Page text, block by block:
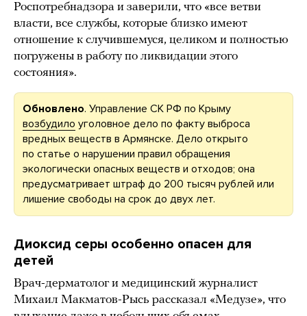
Роспотребнадзора и заверили, что «все ветви
власти, все службы, которые близко имеют
отношение к случившемуся, целиком и полностью
погружены в работу по ликвидации этого
состояния».
Обновлено. Управление СК РФ по Крыму
возбудило уголовное дело по факту выброса
вредных веществ в Армянске. Дело открыто
по статье о нарушении правил обращения
экологически опасных веществ и отходов; она
предусматривает штраф до 200 тысяч рублей или
лишение свободы на срок до двух лет.
Диоксид серы особенно опасен для
детей
Врач-дерматолог и медицинский журналист
Михаил Макматов-Рысь рассказал «Медузе», что